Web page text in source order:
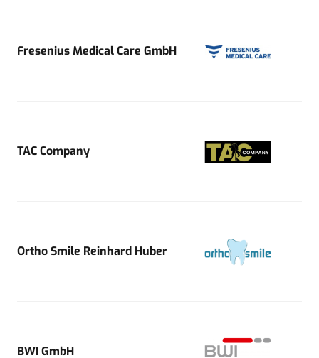
Fresenius Medical Care GmbH
TAC Company
Ortho Smile Reinhard Huber
BWI GmbH